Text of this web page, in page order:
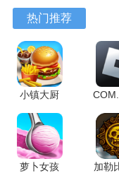
安卓版
122.7.291
热门推荐
小镇大厨
3.92.0 最新
版
安
萝卜女孩
加勒